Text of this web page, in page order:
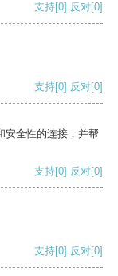
支持[0] 反对[0]
支持[0] 反对[0]
安全性的连接，并帮
支持[0] 反对[0]
支持[0] 反对[0]